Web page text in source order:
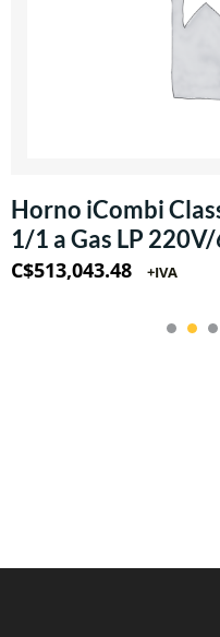
Horno iCombi
1/1 a Gas LP
C$513,043.48 +IVA